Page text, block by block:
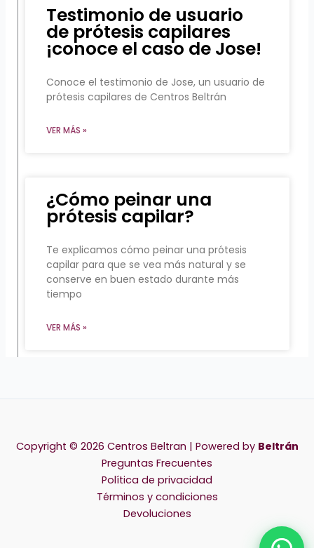
Testimonio de usuario
de prótesis capilares
¡conoce el caso de Jose!
Conoce el testimonio de Jose, un usuario de
prótesis capilares de Centros Beltrán
VER MÁS »
¿Cómo peinar una
prótesis capilar?
Te explicamos cómo peinar una prótesis
capilar para que se vea más natural y se
conserve en buen estado durante más
tiempo
VER MÁS »
Copyright © 2026 Centros Beltran | Powered by Beltrán
Preguntas Frecuentes
Política de privacidad
Términos y condiciones
Devoluciones